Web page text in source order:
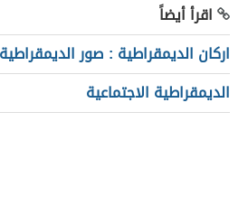
اقرأ أيضاً
اركان الديمقراطية : صور الديمقراطية
الديمقراطية الاجتماعية